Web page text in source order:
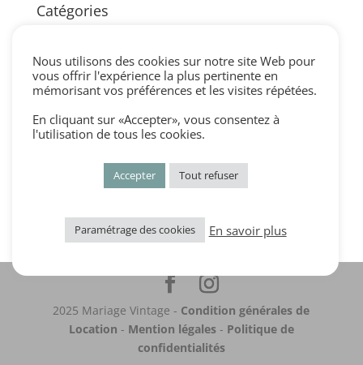
Catégories
centre de table vintage
cérémonie laique vintage
Décorations vintage
2025 Mariage Vintage - Condition générales de
Location - Mention légales- Politique de
confidentialités
Nous utilisons des cookies sur notre site Web pour
vous offrir l'expérience la plus pertinente en
mémorisant vos préférences et les visites répétées.
En cliquant sur «Accepter», vous consentez à
l'utilisation de tous les cookies.
Accepter Tout refuser
Paramétrage des cookies En savoir plus